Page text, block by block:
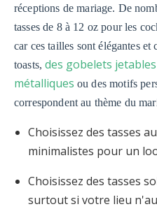
réceptions de mariage. De
tasses de 8 à 12 oz pour les
car ces tailles sont élégantes
toasts,des gobelets
métalliques ou des motifs
correspondent au thème du
Choisissez des tasses
minimalistes pour un
Choisissez des tasses
surtout si votre lieu